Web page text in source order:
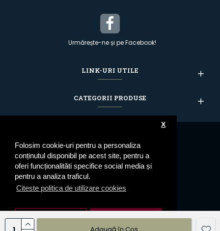
Folosim cookie-uri pentru a personaliza
conținutul disponibil pe acest site, pentru a
oferi funcționalităti specifice social media și
pentru a analiza traficul.
Citeste politica de utilizare cookies
X
Setari cookie De Acord
Urmărește-ne și pe Facebook!
LINK-URI UTILE
CATEGORII PRODUSE